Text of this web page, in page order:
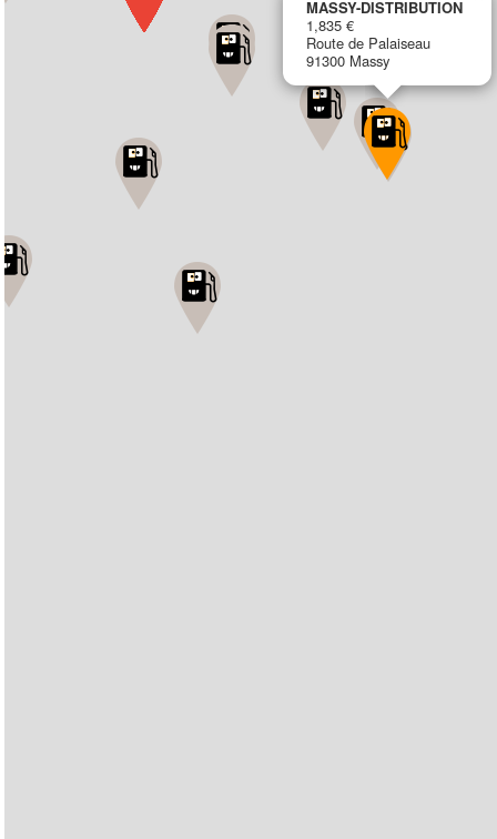
MASSY-DISTRIBUTION
1,835 €
Route de Palaiseau
91300 Massy